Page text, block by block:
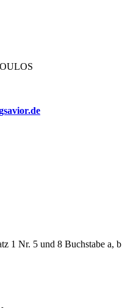
1 Nr. 5 und 8 Buchstabe a, b